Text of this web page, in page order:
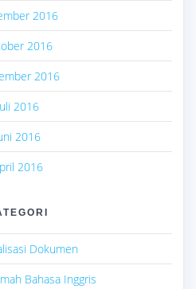
2016
2016
2016
2016
2016
2016
Dokumen
Bahasa Inggris